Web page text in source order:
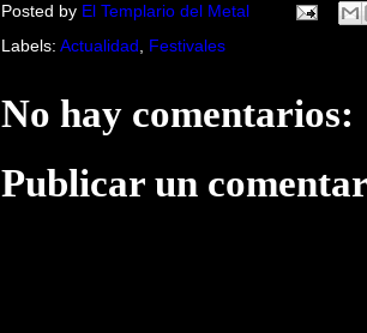
Posted by El Templario del Metal
Labels: Actualidad Festivales
No hay comentarios:
Publicar un